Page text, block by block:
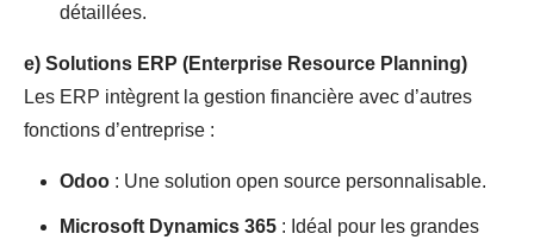
détaillées.
e) Solutions ERP (Enterprise Resource Planning)
Les ERP intègrent la gestion financière avec d’autres
fonctions d’entreprise :
Odoo : Une solution open source personnalisable.
Microsoft Dynamics 365 : Idéal pour les grandes